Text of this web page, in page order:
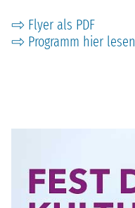
Flyer als PDF
Programm hier lesen